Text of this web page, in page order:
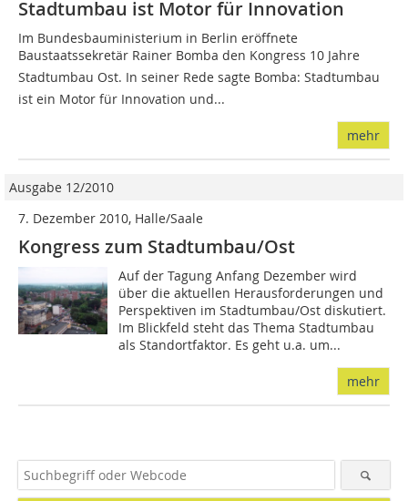
Stadtumbau ist Motor für Innovation
Im Bundesbauministerium in Berlin eröffnete
Baustaatssekretär Rainer Bomba den Kongress 10 Jahre
Stadtumbau Ost. In seiner Rede sagte Bomba: Stadtumbau
ist ein Motor für Innovation und...
mehr
Ausgabe 12/2010
7. Dezember 2010, Halle/Saale
Kongress zum Stadtumbau/Ost
Auf der Tagung Anfang Dezember wird
über die aktuellen Herausforderun­gen und
Perspektiven im Stadtumbau/Ost diskutiert.
Im Blickfeld steht das Thema Stadtumbau
als Standortfaktor. Es geht u.a. um...
mehr